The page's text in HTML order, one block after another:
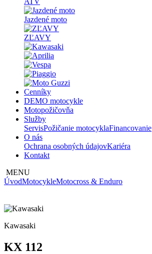
Jazdené moto
ZĽAVY
Cenníky
DEMO motocykle
Motopožičovňa
Služby
ServisPožičanie motocyklaFinancovanie
O nás
Ochrana osobných údajovKariéra
Kontakt
MENU
ÚvodMotocykleMotocross & Enduro
Kawasaki
KX 112